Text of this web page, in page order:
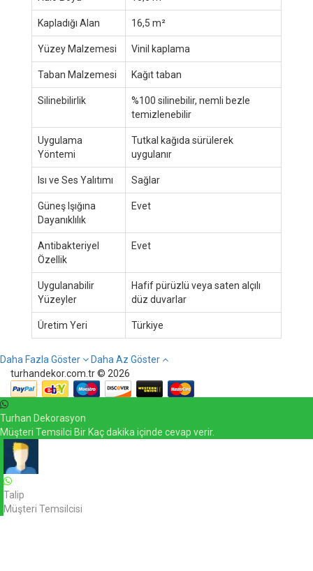
Kapladığı Alan 16,5 m²
Yüzey Malzemesi Vinil kaplama
Taban Malzemesi Kağıt taban
Silinebilirlik
%100 silinebilir, nemli bezle
temizlenebilir
Uygulama
Yöntemi
Tutkal kağıda sürülerek
uygulanır
Isı ve Ses Yalıtımı Sağlar
Güneş Işığına
Dayanıklılık
Evet
Antibakteriyel
Özellik
Evet
Uygulanabilir
Yüzeyler
Hafif pürüzlü veya saten alçılı
düz duvarlar
Üretim Yeri Türkiye
Daha Fazla Göster
Daha Az Göster
turhandekor.com.tr © 2026
Turhan Dekorasyon
Müşteri Temsilci Bir Kaç dakika içinde cevap verir.
Talip
Müşteri Temsilcisi